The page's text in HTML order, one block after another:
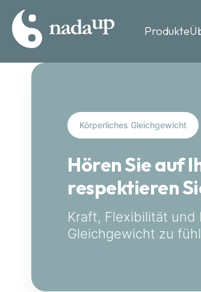
Produkte
Körperliches Gleichgewicht
Hören Sie auf
respektieren
Kraft, Flexibilität und
Gleichgewicht zu